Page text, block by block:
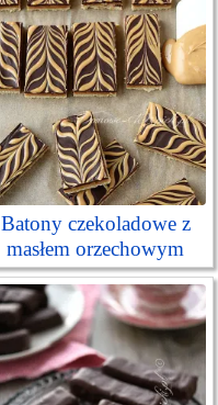
Batony czekoladowe z
masłem orzechowym